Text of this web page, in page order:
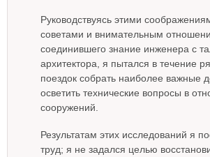
Руководствуясь этими
советами и внимательным
соединившего знание инженера с
архитектора, я пытался в течение
поездок собрать наиболее важные
осветить технические вопросы в
сооружений.
Результатам этих исследований я
труд; я не задался целью